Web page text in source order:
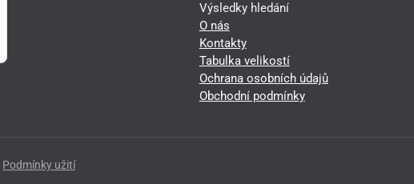
Výsledky hledání
O nás
Kontakty
Tabulka velikostí
Ochrana osobních údajů
Obchodní podmínky
Podmínky užití